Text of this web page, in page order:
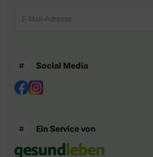
Social Media
Ein Service von